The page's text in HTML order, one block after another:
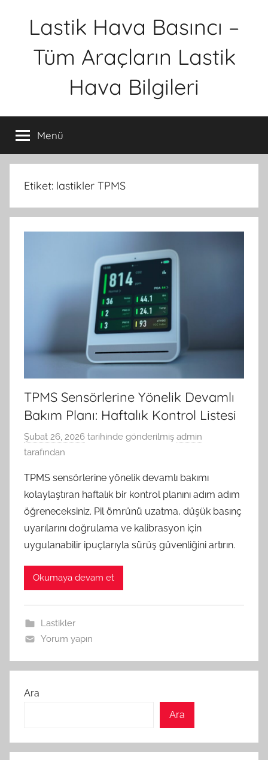
Lastik Hava Basıncı –
Tüm Araçların Lastik
Hava Bilgileri
Menü
Etiket: lastikler TPMS
TPMS Sensörlerine Yönelik Devamlı
Bakım Planı: Haftalık Kontrol Listesi
Şubat 26, 2026 tarihinde gönderilmiş admin
tarafından
TPMS sensörlerine yönelik devamlı bakımı
kolaylaştıran haftalık bir kontrol planını adım adım
öğreneceksiniz. Pil ömrünü uzatma, düşük basınç
uyarılarını doğrulama ve kalibrasyon için
uygulanabilir ipuçlarıyla sürüş güvenliğini artırın.
Okumaya devam et
Lastikler
Yorum yapın
Ara
Ara